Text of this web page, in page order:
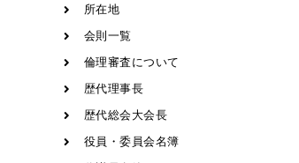
所在地
会則一覧
倫理審査について
歴代理事長
歴代総会大会長
役員・委員会名簿